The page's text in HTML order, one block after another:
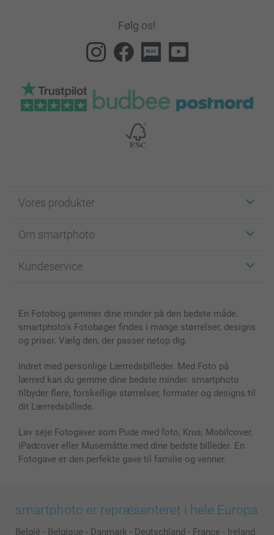
Følg os!
Vores produkter
Fotokort
Fotobøger
Cover til mobil & tablet
MyNameBook
Fotorammer & Tilbehør
Alle fotoprodukter
Om smartphoto
For affiliate
Sitemap
Betingelser og garantier
Kundeservice
smartbonus
Priser & betaling
En Fotobog gemmer dine minder på den bedste måde.
smartphoto's Fotobøger findes i mange størrelser, designs
og priser. Vælg den, der passer netop dig.
Indret med personlige Lærredsbilleder. Med Foto på
lærred kan du gemme dine bedste minder. smartphoto
tilbyder flere, forskellige størrelser, formater og designs til
dit Lærredsbillede.
Lav seje Fotogaver som Pude med foto, Krus, Mobilcover,
iPadcover eller Musemåtte med dine bedste billeder. En
Fotogave er den perfekte gave til familie og venner.
smartphoto er repræsenteret i hele Europa
België - Belgique - Danmark - Deutschland - France - Ireland